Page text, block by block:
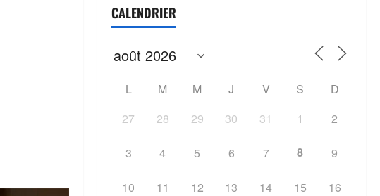
CALENDRIER
L M M J V S
D
27
28 29 30 31 1 2
3 4 5 6 7 8 9
10 11 12 13 14 15 16